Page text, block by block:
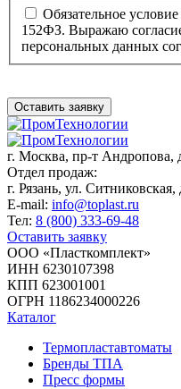
Обязательное
152ФЗ. Выражаю
персональных данных
Оставить заявку
г. Москва, пр-т Андропова,
Отдел продаж:
г. Рязань, ул.
E-mail: info@toplast.ru
Тел: 8 (800) 333-69-48
Оставить заявку
ООО «Пласткомплект»
ИНН 6230107398
КПП 623001001
ОГРН 1186234000226
Каталог
Термопластавтоматы
Бренды ТПА
Пресс формы